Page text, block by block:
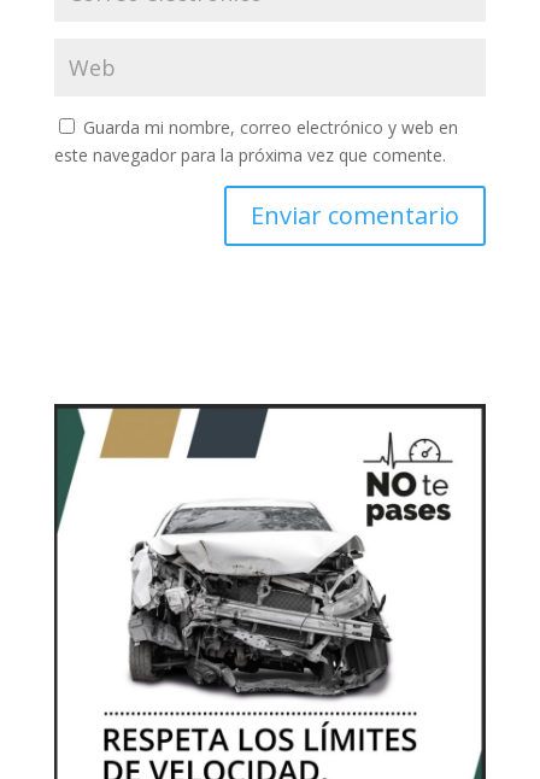
Guarda mi nombre, correo electrónico y web en
este navegador para la próxima vez que comente.